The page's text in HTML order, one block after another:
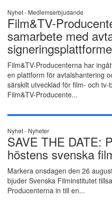
Nyhet - Medlemserbjudande
Film&TV-
samarbete med
Film&TV-Producenterna har
en plattform för avtalshantering
särskilt utvecklad för film- och
Film&TV-Producente...
Nyhet - Nyheter
SAVE THE DATE:
höstens svenska
Markera onsdagen den 26
bjuder Svenska Filminstitutet
Producenterna in till en...